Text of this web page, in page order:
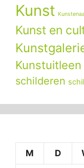
Kunst
Kunst en
Kunstuitleen
schilderen
M
D